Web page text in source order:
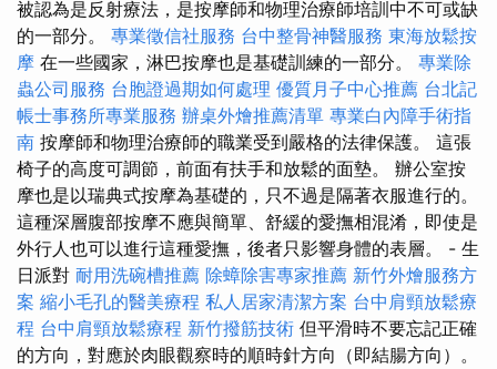
被認為是反射療法，是按摩師和物理治療師培訓中不可或缺
的一部分。 專業徵信社服務 台中整骨神醫服務 東海放鬆按
摩 在一些國家，淋巴按摩也是基礎訓練的一部分。 專業除
蟲公司服務 台胞證過期如何處理 優質月子中心推薦 台北記
帳士事務所專業服務 辦桌外燴推薦清單 專業白內障手術指
南 按摩師和物理治療師的職業受到嚴格的法律保護。 這張
椅子的高度可調節，前面有扶手和放鬆的面墊。 辦公室按
摩也是以瑞典式按摩為基礎的，只不過是隔著衣服進行的。
這種深層腹部按摩不應與簡單、舒緩的愛撫相混淆，即使是
外行人也可以進行這種愛撫，後者只影響身體的表層。 - 生
日派對 耐用洗碗槽推薦 除蟑除害專家推薦 新竹外燴服務方
案 縮小毛孔的醫美療程 私人居家清潔方案 台中肩頸放鬆療
程 台中肩頸放鬆療程 新竹撥筋技術 但平滑時不要忘記正確
的方向，對應於肉眼觀察時的順時針方向（即結腸方向）。